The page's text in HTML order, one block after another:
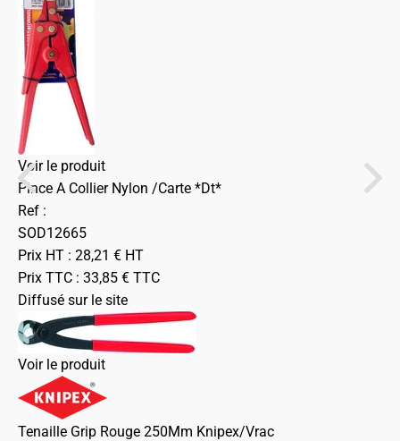
Voir le produit
Pince A Collier Nylon /Carte *Dt*
Ref :
SOD12665
Prix HT : 28,21 € HT
Prix TTC : 33,85 € TTC
Diffusé sur le site
Voir le produit
Tenaille Grip Rouge 250Mm Knipex/Vrac